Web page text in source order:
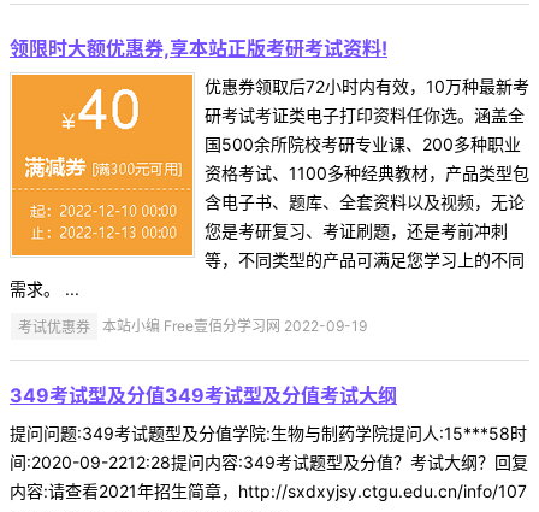
领限时大额优惠券,享本站正版考研考试资料!
优惠券领取后72小时内有效，10万种最新考
研考试考证类电子打印资料任你选。涵盖全
国500余所院校考研专业课、200多种职业
资格考试、1100多种经典教材，产品类型包
含电子书、题库、全套资料以及视频，无论
您是考研复习、考证刷题，还是考前冲刺
等，不同类型的产品可满足您学习上的不同
需求。 ...
考试优惠券 本站小编 Free壹佰分学习网 2022-09-19
349考试型及分值349考试型及分值考试大纲
提问问题:349考试题型及分值学院:生物与制药学院提问人:15***58时
间:2020-09-2212:28提问内容:349考试题型及分值？考试大纲？回复
内容:请查看2021年招生简章，http://sxdxyjsy.ctgu.edu.cn/info/107